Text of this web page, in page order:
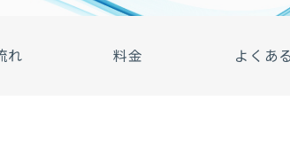
れ 料金 よくあ